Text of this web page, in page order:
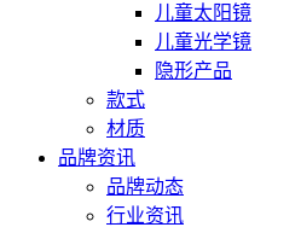
儿童太阳镜
儿童光学镜
隐形产品
款式
材质
品牌资讯
品牌动态
行业资讯